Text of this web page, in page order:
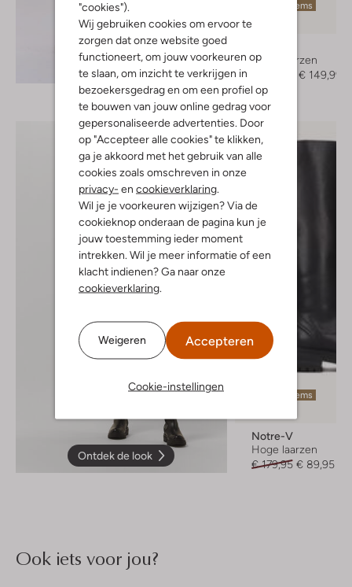
"cookies").
Wij gebruiken cookies om ervoor te
zorgen dat onze website goed
functioneert, om jouw voorkeuren op
te slaan, om inzicht te verkrijgen in
bezoekersgedrag en om een profiel op
te bouwen van jouw online gedrag voor
gepersonaliseerde advertenties. Door
op "Accepteer alle cookies" te klikken,
ga je akkoord met het gebruik van alle
cookies zoals omschreven in onze
privacy- en cookieverklaring
Wil je je voorkeuren wijzigen? Via de
cookieknop onderaan de pagina kun je
jouw toestemming ieder moment
intrekken. Wil je meer informatie of een
klacht indienen? Ga naar onze
cookieverklaring
Weigeren Accepteren
Cookie-instellingen
Ontdek de look
Laatste items
Hoge laarzen
€ 149,99
Ontdek de look
Laatste items
Notre-V
Hoge laarzen
€ 179,95 € 89,95
Ook iets voor jou?